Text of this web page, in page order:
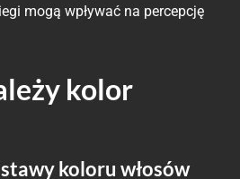
mogą wpływać na percepcję
kolor
koloru włosów